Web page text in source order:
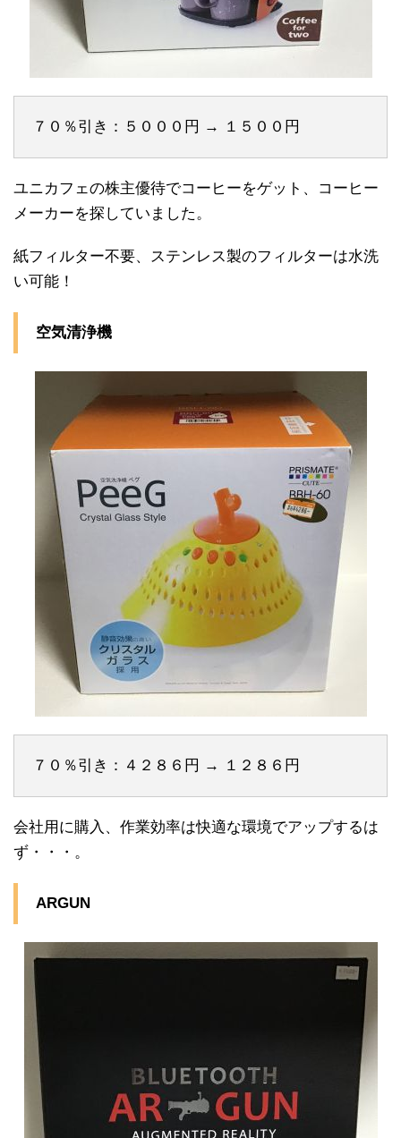
７０％引き：５０００円 → １５００円
ユニカフェの株主優待でコーヒーをゲット、コーヒー
メーカーを探していました。
紙フィルター不要、ステンレス製のフィルターは水洗
い可能！
空気清浄機
７０％引き：４２８６円 → １２８６円
会社用に購入、作業効率は快適な環境でアップするは
ず・・・。
ARGUN